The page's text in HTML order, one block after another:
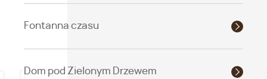
Fontanna czasu
Dom pod Zielonym Drzewem